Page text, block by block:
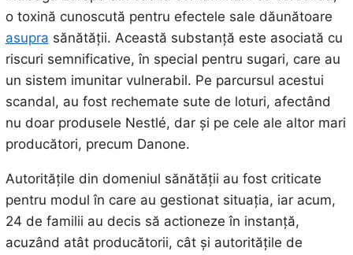
o toxină cunoscută pentru efectele sale dăunătoare
asupra sănătății. Această substanță este asociată cu
riscuri semnificative, în special pentru sugari, care au
un sistem imunitar vulnerabil. Pe parcursul acestui
scandal, au fost rechemate sute de loturi, afectând
nu doar produsele Nestlé, dar și pe cele ale altor mari
producători, precum Danone.
Autoritățile din domeniul sănătății au fost criticate
pentru modul în care au gestionat situația, iar acum,
24 de familii au decis să actioneze în instanță,
acuzând atât producătorii, cât și autoritățile de